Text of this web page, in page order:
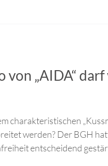
von „AIDA“
charakteristischen
werden? Der BGH
entscheidend